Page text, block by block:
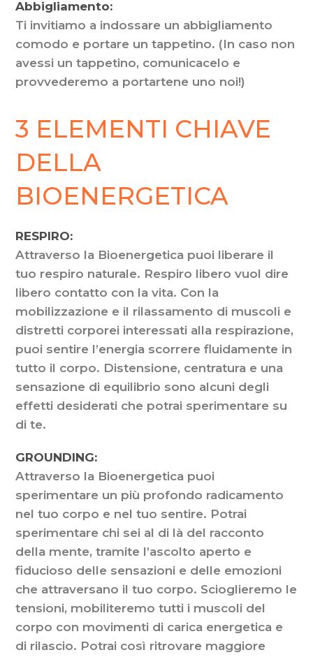
Abbigliamento:
Ti invitiamo a indossare un abbigliamento
comodo e portare un tappetino. (In caso non
avessi un tappetino, comunicacelo e
provvederemo a portartene uno noi!)
3 ELEMENTI CHIAVE
DELLA
BIOENERGETICA
RESPIRO:
Attraverso la Bioenergetica puoi liberare il
tuo respiro naturale. Respiro libero vuol dire
libero contatto con la vita. Con la
mobilizzazione e il rilassamento di muscoli e
distretti corporei interessati alla respirazione,
puoi sentire l’energia scorrere fluidamente in
tutto il corpo. Distensione, centratura e una
sensazione di equilibrio sono alcuni degli
effetti desiderati che potrai sperimentare su
di te.
GROUNDING:
Attraverso la Bioenergetica puoi
sperimentare un più profondo radicamento
nel tuo corpo e nel tuo sentire. Potrai
sperimentare chi sei al di là del racconto
della mente, tramite l’ascolto aperto e
fiducioso delle sensazioni e delle emozioni
che attraversano il tuo corpo. Scioglieremo le
tensioni, mobiliteremo tutti i muscoli del
corpo con movimenti di carica energetica e
di rilascio. Potrai così ritrovare maggiore